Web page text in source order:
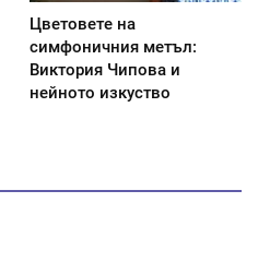
Цветовете на
симфоничния метъл:
Виктория Чипова и
нейното изкуство